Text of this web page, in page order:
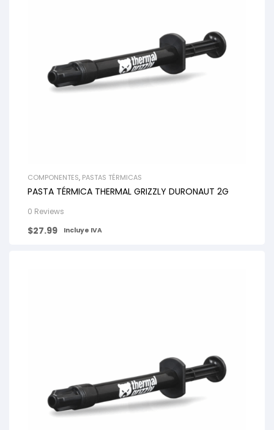
COMPONENTES, PASTAS TÉRMICAS
PASTA TÉRMICA THERMAL GRIZZLY DURONAUT 2G
0 Reviews
$27.99 Incluye IVA